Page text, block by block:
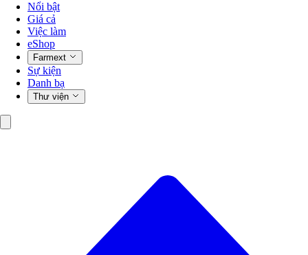
Nổi bật
Giá cả
Việc làm
eShop
Farmext
Sự kiện
Danh bạ
Thư viện